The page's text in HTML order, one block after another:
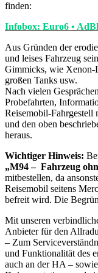
finden:
Infobox: Euro6 •
Aus Gründen der
und leises Fahrzeug
Gimmicks, wie Xenon-
großen Tanks usw.
Nach vielen
Probefahrten,
Reisemobil-Fahrgestell
und den oben
heraus.
Wichtiger Hinweis:
„M94 – Fahrzeug
mitbestellen, da
Reisemobil seitens
befreit wird. Die
Mit unseren
Anbieter für den
– Zum
und Funktionalität des
auch an der HA –